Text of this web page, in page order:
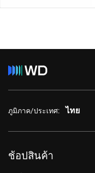
ภูมิภาค/ประเทศ: ไทย
ช้อปสินค้า